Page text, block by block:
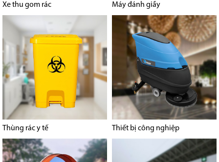
Xe thu gom rác Máy đánh giầy
Thùng rác y tế Thiết bị công nghiệp